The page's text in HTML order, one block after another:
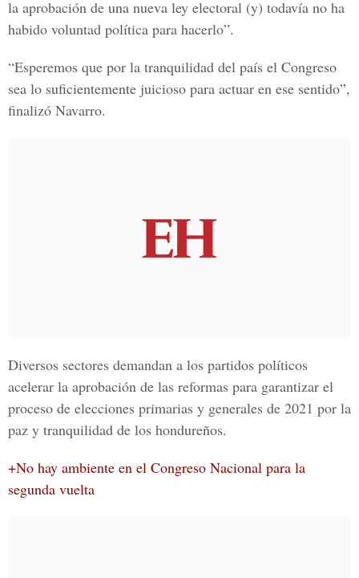
la aprobación de una nueva ley electoral (y) todavía no ha
habido voluntad política para hacerlo”.
“Esperemos que por la tranquilidad del país el Congreso
sea lo suficientemente juicioso para actuar en ese sentido”,
finalizó Navarro.
Diversos sectores demandan a los partidos políticos
acelerar la aprobación de las reformas para garantizar el
proceso de elecciones primarias y generales de 2021 por la
paz y tranquilidad de los hondureños.
+No hay ambiente en el Congreso Nacional para la
segunda vuelta